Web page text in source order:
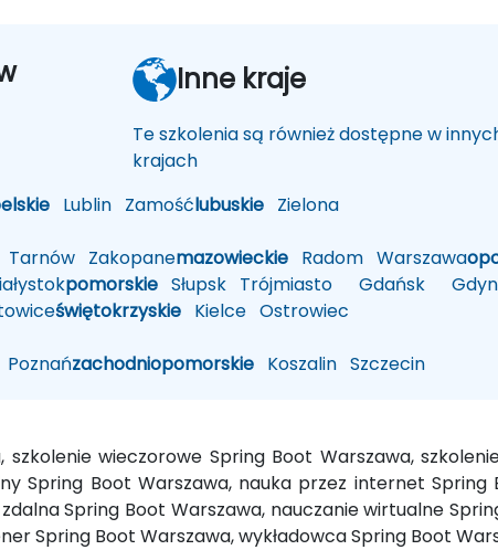
Lublin Zamośćlubuskie Zielona
Tarnów Zakopanemazowieckie Radom Warszawa
pomorskie Słupsk Trójmiasto Gdańsk
świętokrzyskie Kielce Ostrowiec
Poznańzachodniopomorskie Koszalin Szczecin
Inne kraje
Te szkolenia są również dostępne w
krajach
szkolenie wieczorowe Spring Boot Warszawa,
Spring Boot Warszawa, nauka przez internet Spring
Spring Boot Warszawa, nauczanie wirtualne
Spring Boot Warszawa, wykładowca Spring Boot